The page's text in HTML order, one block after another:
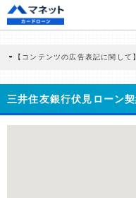
【コンテンツの広告表記に関して】
商品を根拠なくPRするものではな
どに基づき、公平性を担保した情
>提携企業一覧
三井住友銀行伏見ローン